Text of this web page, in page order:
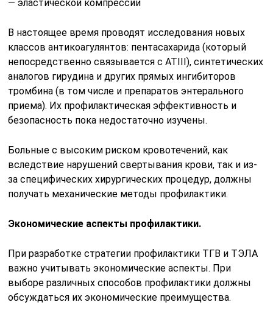
— эластической компрессии
В настоящее время проводят исследования новых
классов антикоагулянтов: пентасахарида (который
непосредственно связывается с АТIII), синтетических
аналогов гирудина и других прямых ингибиторов
тромбина (в том числе и препаратов энтерального
приема). Их профилактическая эффективность и
безопасность пока недостаточно изучены.
Больные с высоким риском кровотечений, как
вследствие нарушений свертывания крови, так и из-
за специфических хирургических процедур, должны
получать механические методы профилактики.
Экономические аспекты профилактики.
При разработке стратегии профилактики ТГВ и ТЭЛА
важно учитывать экономические аспекты. При
выборе различных способов профилактики должны
обсуждаться их экономические преимущества.